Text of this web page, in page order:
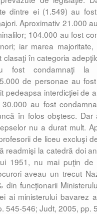
dintre ei (1.549) au
Aproximativ 21.000
104.000 au fost
iar marea majoritate,
în categoria
fost condamnaţi la
de personae au
pedeapsa interdicţiei de
au fost
în folos obştesc. Dar
nu a durat mult.
de liceu excluşi
readmişi la catedră doi
1951, nu mai puţin de
aveau un trecut
din funcţionarii
ai ministerului bavarez
545-546; Judt, 2005, pp.